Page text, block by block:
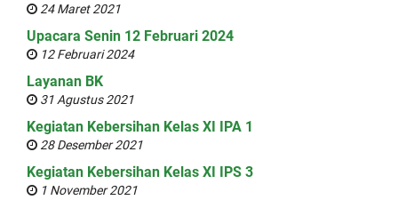
24 Maret 2021
Upacara Senin 12 Februari 2024
12 Februari 2024
Layanan BK
31 Agustus 2021
Kegiatan Kebersihan Kelas XI IPA 1
28 Desember 2021
Kegiatan Kebersihan Kelas XI IPS 3
1 November 2021